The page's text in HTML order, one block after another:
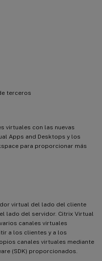
terceros
virtuales con las nuevas
Apps and Desktops y los
para proporcionar más
virtual del lado del cliente
lado del servidor. Citrix Virtual
canales virtuales
a los clientes y a los
canales virtuales mediante
(SDK) proporcionados.